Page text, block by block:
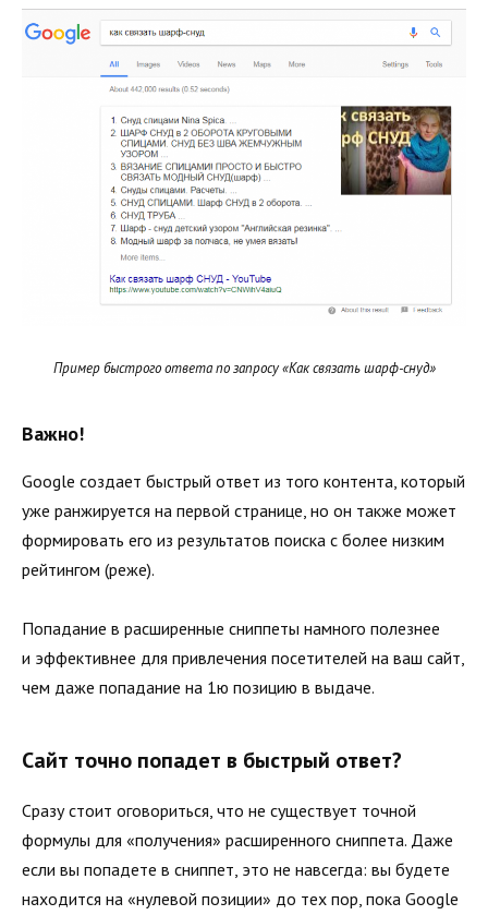
Пример быстрого ответа по запросу «Как связать шарф-снуд»
Важно!
Google создает быстрый ответ из того контента, который
уже ранжируется на первой странице, но он также может
формировать его из результатов поиска с более низким
рейтингом (реже).
Попадание в расширенные сниппеты намного полезнее
и эффективнее для привлечения посетителей на ваш сайт,
чем даже попадание на 1ю позицию в выдаче.
Сайт точно попадет в быстрый ответ?
Сразу стоит оговориться, что не существует точной
формулы для «получения» расширенного сниппета. Даже
если вы попадете в сниппет, это не навсегда: вы будете
находится на «нулевой позиции» до тех пор, пока Google